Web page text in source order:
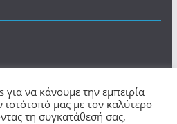
© 2026romios.online. Τα
να κάνουμε την εμπειρία
ιστότοπό μας με τον καλύτερο
τη συγκατάθεσή σας,